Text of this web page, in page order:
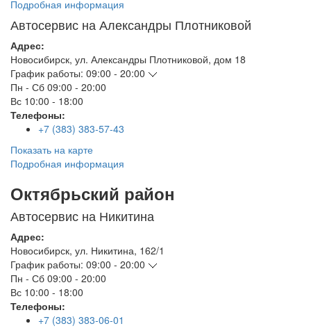
Подробная информация
Автосервис на Александры Плотниковой
Адрес:
Новосибирск, ул. Александры Плотниковой, дом 18
График работы: 09:00 - 20:00
Пн - Сб 09:00 - 20:00
Вс 10:00 - 18:00
Телефоны:
+7 (383) 383-57-43
Показать на карте
Подробная информация
Октябрьский район
Автосервис на Никитина
Адрес:
Новосибирск, ул. Никитина, 162/1
График работы: 09:00 - 20:00
Пн - Сб 09:00 - 20:00
Вс 10:00 - 18:00
Телефоны:
+7 (383) 383-06-01